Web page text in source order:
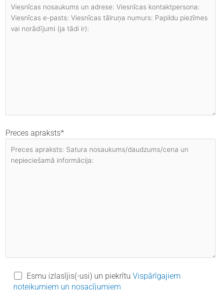
Preces apraksts*
Esmu izlasījis(-usi) un piekrītuVispārīgajiem
noteikumiem un nosacījumiem